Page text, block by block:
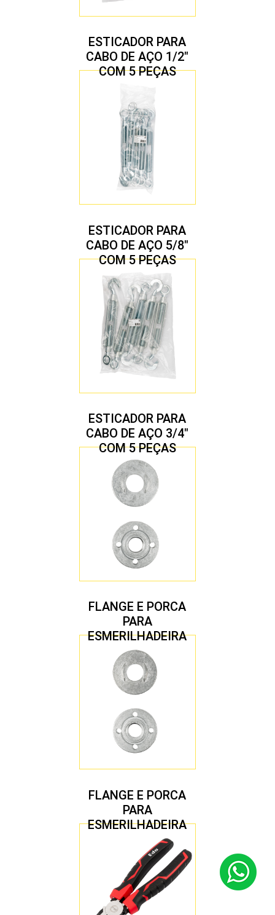
ESTICADOR PARA
CABO DE AÇO 1/2″
COM 5 PEÇAS
ESTICADOR PARA
CABO DE AÇO 5/8″
COM 5 PEÇAS
ESTICADOR PARA
CABO DE AÇO 3/4″
COM 5 PEÇAS
FLANGE E PORCA
PARA
ESMERILHADEIRA
4.1/2″ 22,23 MM
FLANGE E PORCA
PARA
ESMERILHADEIRA
4.1/2″ 20,00 MM